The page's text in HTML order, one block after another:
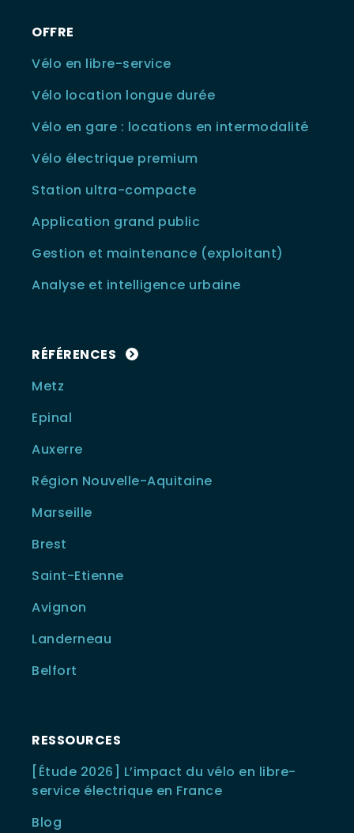
OFFRE
Vélo en libre-service
Vélo location longue durée
Vélo en gare : locations en intermodalité
Vélo électrique premium
Station ultra-compacte
Application grand public
Gestion et maintenance (exploitant)
Analyse et intelligence urbaine
RÉFÉRENCES
Metz
Epinal
Auxerre
Région Nouvelle-Aquitaine
Marseille
Brest
Saint-Etienne
Avignon
Landerneau
Belfort
RESSOURCES
[Étude 2026] L’impact du vélo en libre-
service électrique en France
Blog